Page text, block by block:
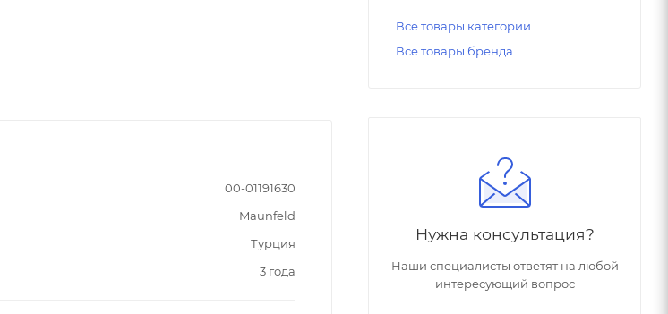
00-01191630
Maunfeld
Турция
3 года
Все товары категории
Все товары бренда
Нужна консультация?
Наши специалисты ответят на любой
интересующий вопрос